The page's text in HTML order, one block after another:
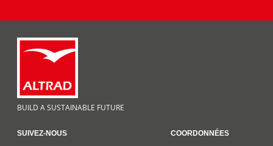
BUILD A SUSTAINABLE FUTURE
SUIVEZ-NOUS COORDONNÉES